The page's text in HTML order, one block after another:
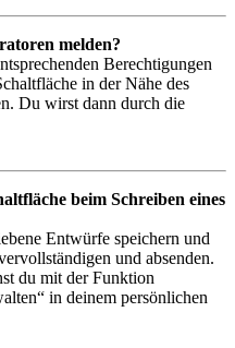
melden?
Berechtigungen
in der Nähe des
Du wirst dann durch die
beim Schreiben eines
Entwürfe speichern und
und absenden.
du mit der Funktion
in deinem persönlichen